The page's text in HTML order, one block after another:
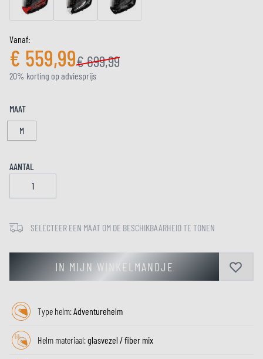
Vanaf:
€ 559,99€ 699,99
20% korting op adviesprijs
MAAT
M
AANTAL
SELECTEER EEN MAAT OM DE BESCHIKBAARHEID TE TONEN
IN MIJN WINKELMANDJE
Type helm:Adventurehelm
Helm materiaal:glasvezel / fiber mix